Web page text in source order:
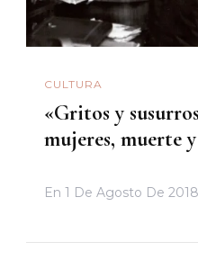
CULTURA
«Gritos y
mujeres, muerte
En 1 De Agosto De 2018